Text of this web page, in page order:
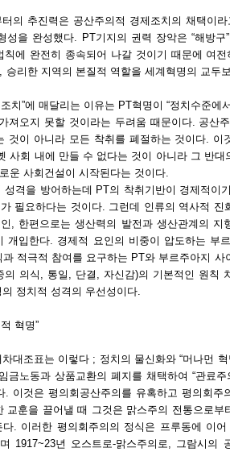
의 추진력은 공산주의적 경제조치의 채택이
성을 완성했다. PT기지의 권력 장악은 “해방구
칙에 완전히 종속되어 나갈 것이기 때문에 여
승리한 지역의 본질적 역할을 세계혁명의 교두
치”에 매달리는 이유는 PT혁명이 “정치수준에
져오지 못할 것이라는 두려움 때문이다. 공산
것이 아니라 모든 착취를 폐절하는 것이다. 이
사회 내에 만들 수 없다는 것이 아니라 그 반대
운 사회건설이 시작된다는 것이다.
격을 방어하는데 PT의 착취기반이 경제적이
필요하다는 것이다. 그런데 인류의 역사적 진
, 한편으로는 생산력의 발전과 생산관계의 지
개입한다. 경제적 요인의 비중이 압도하는 부
적극적 참여를 요구하는 PT와 부르주아지 사
의식, 통일, 단결, 자신감)의 기본적인 원칙
정치적 성격의 우선성이다.
혁명”
대조표는 이렇다 ; 정치의 물신화와 “머나먼
금노동과 상품교환의 폐지를 채택하여 “관료주
이것은 평의회공산주의를 유혹하고 평의회주
교훈을 끌어낼 때 그것은 맑스주의 전통으로부
. 이러한 평의회주의의 정식은 프루동에 이어
1917~23년 오스트로-맑스주의로, 그람시의